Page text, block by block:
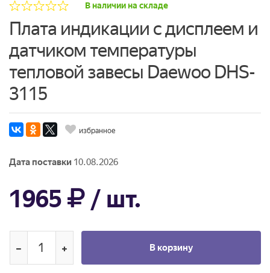
В наличии на складе
Плата индикации с дисплеем и
датчиком температуры
тепловой завесы Daewoo DHS-
3115
избранное
Дата поставки 10.08.2026
1965 / шт.
В корзину